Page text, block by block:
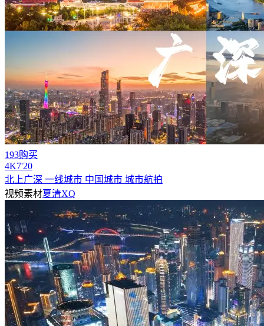
193购买
4K7'20
北上广深 一线城市 中国城市 城市航拍
视频素材夏清XQ